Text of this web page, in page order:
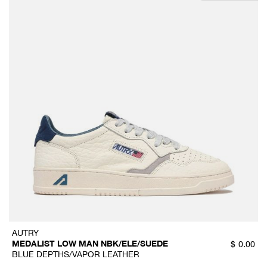
AUTRY
MEDALIST LOW MAN NBK/ELE/SUEDE
BLUE DEPTHS/VAPOR LEATHER
$ 0.00